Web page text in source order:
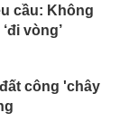
cầu: Không
vòng’
công 'chây